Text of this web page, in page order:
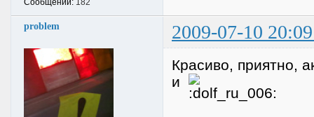
Сообщений: 182
problem 2009-07-10
Красиво, приятно,
и